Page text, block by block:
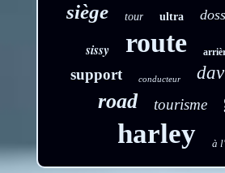
siège tour ultra
sissy route
support conducteur
road tourisme
harley à